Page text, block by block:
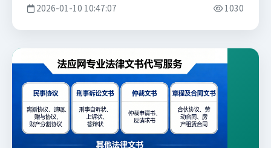
2026-01-10 10:47:07 1030